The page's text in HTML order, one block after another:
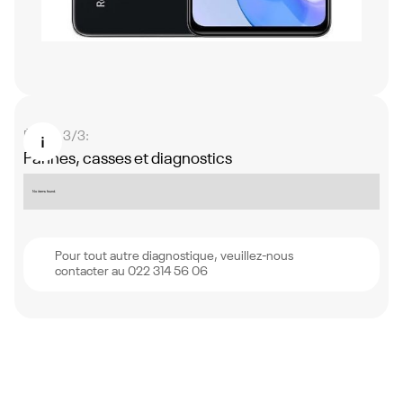
Étape 3/3:
Pannes, casses et diagnostics
No items found.
Pour tout autre diagnostique, veuillez-nous
contacter au 022 314 56 06